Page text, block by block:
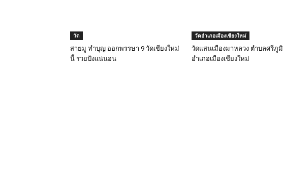
วัด
สายมู ทำบุญ ออกพรรษา 9 วัดเชียงใหม่
นี้ รวยปังแน่นอน
วัดอำเภอเมืองเชียงใหม่
วัดแสนเมืองมาหลวง ตำบลศรีภูมิ
อำเภอเมืองเชียงใหม่